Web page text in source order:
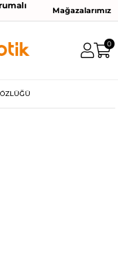
Mağazalarımız
0